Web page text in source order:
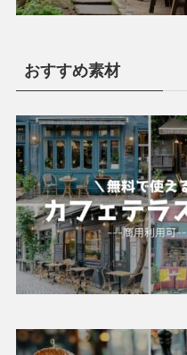
おすすめ素材